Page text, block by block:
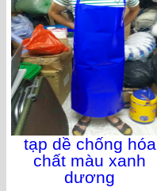
tạp dề chống hóa
chất màu xanh
dương